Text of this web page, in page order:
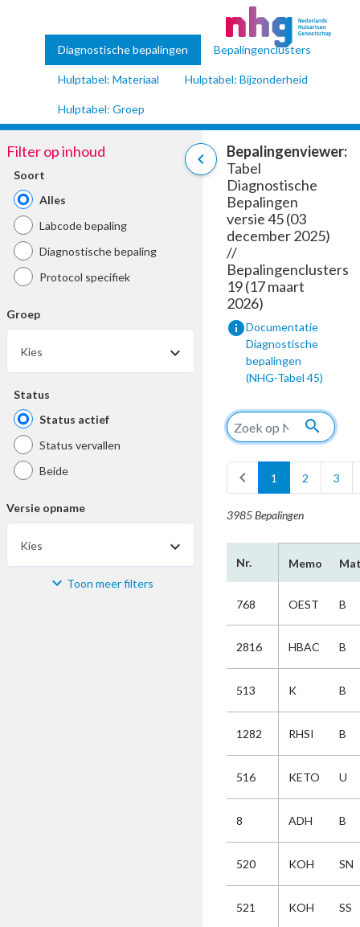
Diagnostische bepalingen Bepalingenclusters
Hulptabel: Materiaal Hulptabel: Bijzonderheid
Hulptabel: Groep
chevron_left
Filter op inhoud
Soort
Alles
Labcode bepaling
Diagnostische bepaling
Protocol specifiek
Groep
Kies
Status
Status actief
Status vervallen
Beide
Versie opname
Kies
Materiaal Toon meer filters
Bepalingenviewer:
Tabel
Diagnostische
Bepalingen
versie 45 (03
december 2025)
//
Bepalingenclusters
19 (17 maart
2026)
infoDocumentatie
Diagnostische
bepalingen
(NHG-Tabel 45)
search
chevron_left 1 2 3
3985 Bepalingen
Nr. Memo
768 OEST B
2816 HBAC B
513 K B
1282 RHSI B
516 KETO U
8 ADH B
520 KOH SN
521 KOH SS